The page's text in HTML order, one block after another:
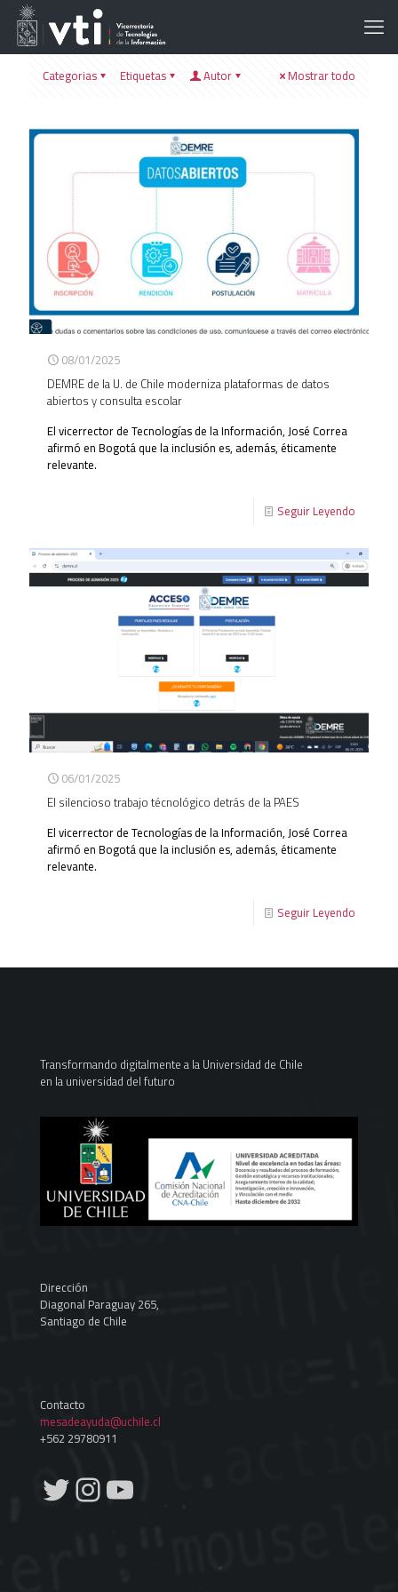
Categorias Etiquetas Autor Mostrar todo
08/01/2025
DEMRE de la U. de Chile moderniza plataformas de datos
abiertos y consulta escolar
El vicerrector de Tecnologías de la Información, José Correa
afirmó en Bogotá que la inclusión es, además, éticamente
relevante.
Seguir Leyendo
06/01/2025
El silencioso trabajo técnológico detrás de la PAES
El vicerrector de Tecnologías de la Información, José Correa
afirmó en Bogotá que la inclusión es, además, éticamente
relevante.
Seguir Leyendo
Transformando digitalmente a la Universidad de Chile
en la universidad del futuro
Dirección
Diagonal Paraguay 265,
Santiago de Chile
Contacto
mesadeayuda@uchile.cl
+562 29780911
Twitter
Instagram
YouTube